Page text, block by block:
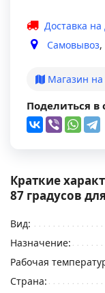
Доставка
Самовывоз,
Магазин на
Поделиться в
Краткие
87 градусов
Вид:
Назначение:
Рабочая
Страна: